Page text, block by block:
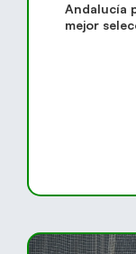
Andalucía
mejor